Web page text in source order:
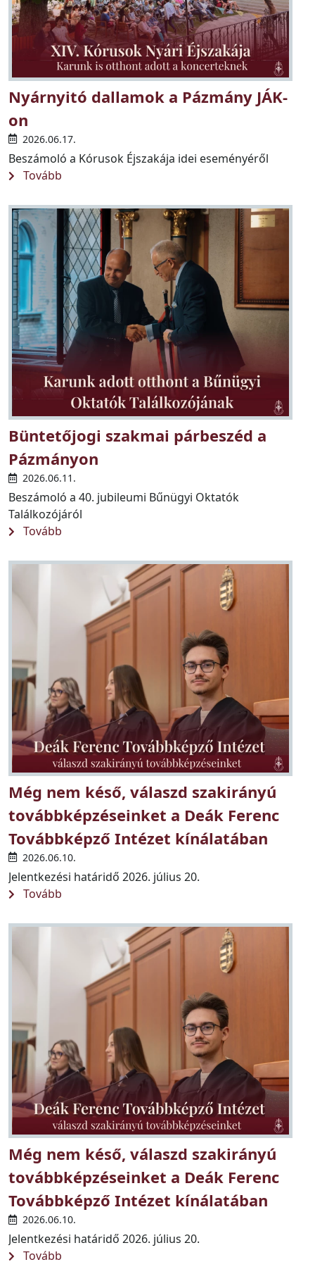
Nyárnyitó dallamok a Pázmány JÁK-
on
2026.06.17.
Beszámoló a Kórusok Éjszakája idei eseményéről
Tovább
Büntetőjogi szakmai párbeszéd a
Pázmányon
2026.06.11.
Beszámoló a 40. jubileumi Bűnügyi Oktatók
Találkozójáról
Tovább
Még nem késő, válaszd szakirányú
továbbképzéseinket a Deák Ferenc
Továbbképző Intézet kínálatában
2026.06.10.
Jelentkezési határidő 2026. július 20.
Tovább
Még nem késő, válaszd szakirányú
továbbképzéseinket a Deák Ferenc
Továbbképző Intézet kínálatában
2026.06.10.
Jelentkezési határidő 2026. július 20.
Tovább